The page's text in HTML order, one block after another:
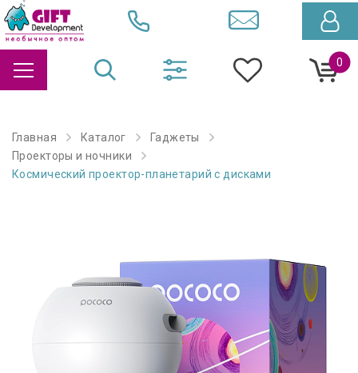
0
Главная Каталог
Гаджеты
Проекторы и ночники
Космический проектор-планетарий с дисками